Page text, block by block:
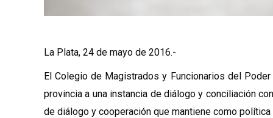
La Plata, 24 de mayo de 2016.-
El Colegio de Magistrados y Funcionarios del
provincia a una instancia de diálogo y conciliación
de diálogo y cooperación que mantiene como política